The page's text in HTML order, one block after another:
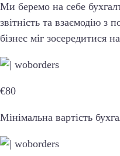
Ми беремо на себе
звітність та взаємодію
бізнес міг зосередитися
€80
Мінімальна вартість